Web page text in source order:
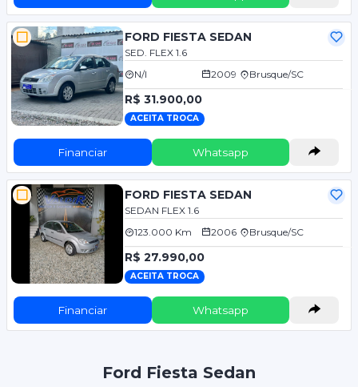
FORD FIESTA SEDAN
SED. FLEX 1.6
N/I
2009 Brusque/SC
R$ 31.900,00
ACEITA TROCA
Financiar Whatsapp
FORD FIESTA SEDAN
SEDAN FLEX 1.6
123.000 Km
2006 Brusque/SC
R$ 27.990,00
ACEITA TROCA
Financiar Whatsapp
Ford Fiesta Sedan